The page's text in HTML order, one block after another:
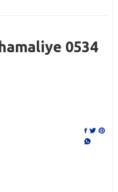
0534